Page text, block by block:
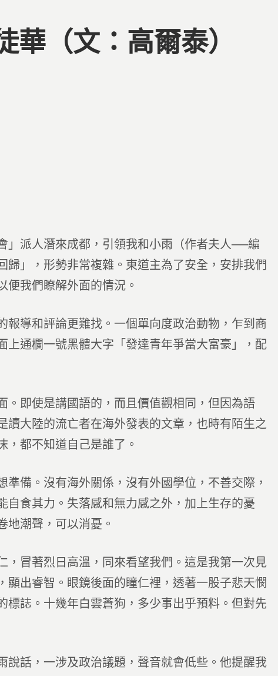
華（文：高爾泰）
」派人潛來成都，引領我和小雨（作者夫人──編
」，形勢非常複雜。東道主為了安全，安排我們
便我們瞭解外面的情況。
導和評論更難找。一個單向度政治動物，乍到商
上通欄一號黑體大字「發達青年爭當大富豪」，配
。即使是講國語的，而且價值觀相同，但因為語
大陸的流亡者在海外發表的文章，也時有陌生之
，都不知道自己是誰了。
備。沒有海外關係，沒有外國學位，不善交際，
食其力。失落感和無力感之外，加上生存的憂
地潮聲，可以消憂。
，冒著烈日高溫，同來看望我們。這是我第一次見
出睿智。眼鏡後面的瞳仁裡，透著一股子悲天憫
標誌。十幾年白雲蒼狗，多少事出乎預料。但對先
說話，一涉及政治議題，聲音就會低些。他提醒我